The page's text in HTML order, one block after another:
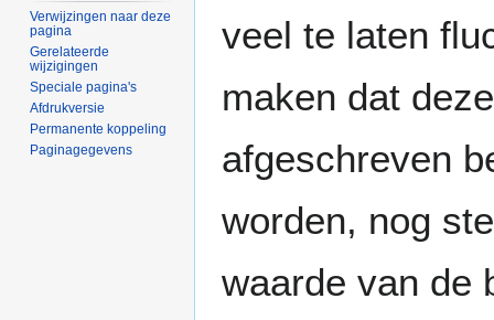
veel te laten
maken dat
afgeschreven
worden, nog
waarde van de
Verwijzingen naar deze
pagina
Gerelateerde
wijzigingen
Speciale pagina's
Afdrukversie
Permanente koppeling
Paginagegevens